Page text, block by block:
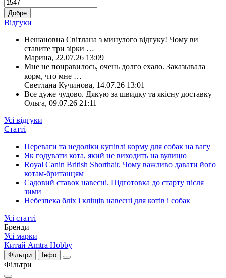
Добре
Відгуки
Нешановна Світлана з минулого відгуку! Чому ви
ставите три зірки …
Марина, 22.07.26 13:09
Мне не понравилось, очень долго ехало. Заказывала
корм, что мне …
Светлана Кучинова, 14.07.26 13:01
Все дуже чудово. Дякую за швидку та якісну доставку
Ольга, 09.07.26 21:11
Усі відгуки
Статті
Переваги та недоліки купівлі корму для собак на вагу
Як годувати кота, який не виходить на вулицю
Royal Canin British Shorthair. Чому важливо давати його
котам-британцям
Садовий ставок навесні. Підготовка до старту після
зими
Небезпека бліх і кліщів навесні для котів і собак
Усі статті
Бренди
Усі марки
Китай Amtra Hobby
Фільтри Інфо
Фільтри